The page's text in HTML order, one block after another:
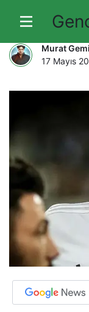
Quaresma
Murat
17 Mayıs